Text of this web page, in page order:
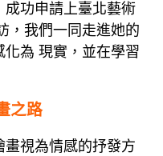
成功申請上臺北藝術
，我們一同走進她的
為 現實，並在學習
之路
視為情感的抒發方